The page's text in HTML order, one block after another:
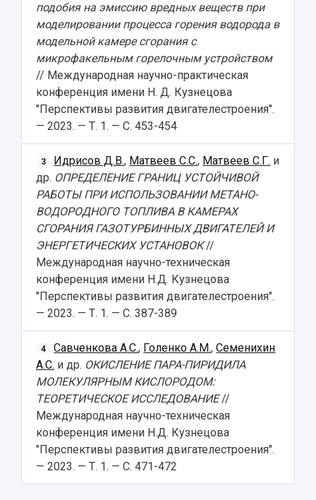
подобия на эмиссию вредных веществ при
моделировании процесса горения водорода в
модельной камере сгорания с
микрофакельным горелочным устройством
// Международная научно-практическая
конференция имени Н. Д. Кузнецова
"Перспективы развития двигателестроения".
— 2023. — Т. 1. — С. 453-454
3 Идрисов Д.В., Матвеев С.С., Матвеев С.Г. и
др. ОПРЕДЕЛЕНИЕ ГРАНИЦ УСТОЙЧИВОЙ
РАБОТЫ ПРИ ИСПОЛЬЗОВАНИИ МЕТАНО-
ВОДОРОДНОГО ТОПЛИВА В КАМЕРАХ
СГОРАНИЯ ГАЗОТУРБИННЫХ ДВИГАТЕЛЕЙ И
ЭНЕРГЕТИЧЕСКИХ УСТАНОВОК//
Международная научно-техническая
конференция имени Н.Д. Кузнецова
"Перспективы развития двигателестроения".
— 2023. — Т. 1. — С. 387-389
4 Савченкова А.С., Голенко А.М.,Семенихин
А.С. и др. ОКИСЛЕНИЕ ПАРА-ПИРИДИЛА
МОЛЕКУЛЯРНЫМ КИСЛОРОДОМ:
ТЕОРЕТИЧЕСКОЕ ИССЛЕДОВАНИЕ//
Международная научно-техническая
конференция имени Н.Д. Кузнецова
"Перспективы развития двигателестроения".
— 2023. — Т. 1. — С. 471-472